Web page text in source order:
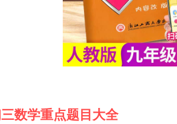
三数学重点题目大全